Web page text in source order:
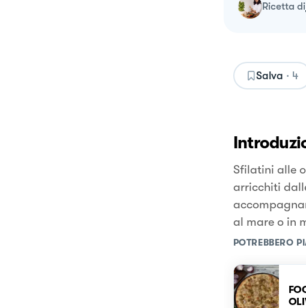
ricetta di
Salva · 4
Sfilatini alle
arricchiti
al mare o in
POTREBBERO